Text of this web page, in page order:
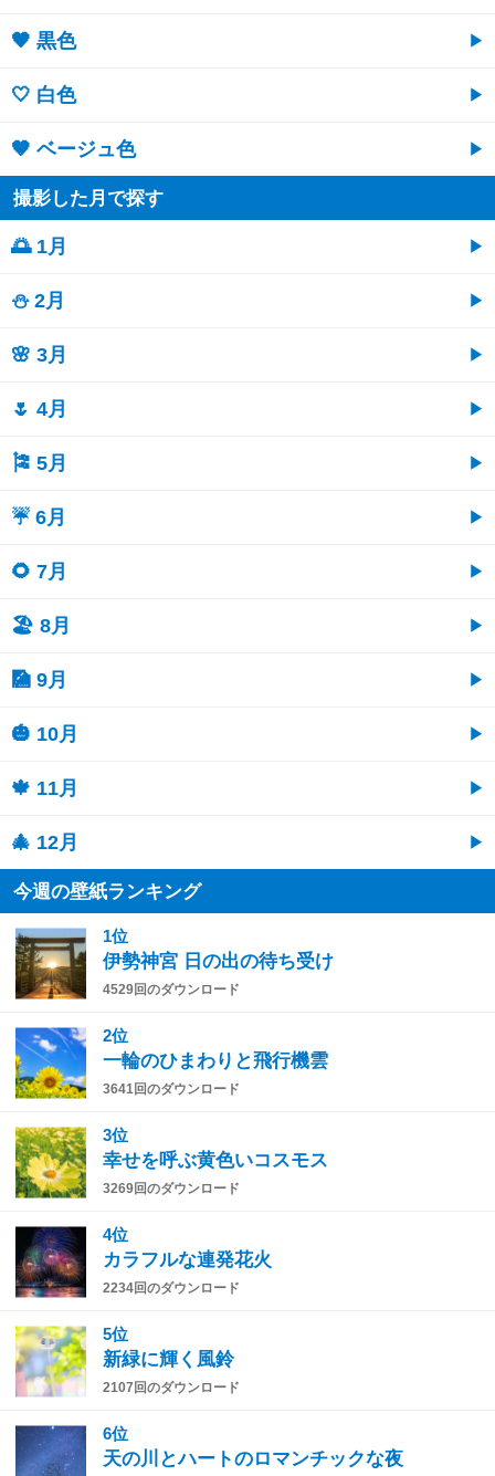
🖤 黒色
🤍 白色
🤎 ベージュ色
撮影した月で探す
🌅 1月
⛄ 2月
🌸 3月
🌷 4月
🎏 5月
☔ 6月
🌻 7月
🏖 8月
🎑 9月
🎃 10月
🍁 11月
🎄 12月
今週の壁紙ランキング
1位
伊勢神宮 日の出の待ち受け
4529回のダウンロード
2位
一輪のひまわりと飛行機雲
3641回のダウンロード
3位
幸せを呼ぶ黄色いコスモス
3269回のダウンロード
4位
カラフルな連発花火
2234回のダウンロード
5位
新緑に輝く風鈴
2107回のダウンロード
6位
天の川とハートのロマンチックな夜